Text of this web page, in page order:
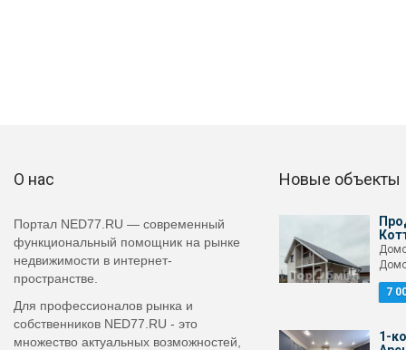
О нас
Портал NED77.RU — современный
функциональный помощник на рынке
недвижимости в интернет-
пространстве.
Для профессионалов рынка и
собственников NED77.RU - это
множество актуальных возможностей,
Новые объекты
7
1-